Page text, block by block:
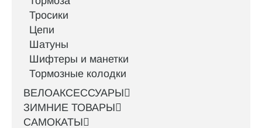
Тросики
Цепи
Шатуны
Шифтеры и манетки
Тормозные колодки
ВЕЛОАКСЕССУАРЫ
ЗИМНИЕ ТОВАРЫ
САМОКАТЫ